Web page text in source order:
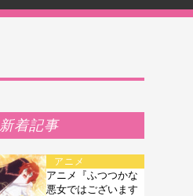
新着記事
アニメ
アニメ『ふつつかな
悪女ではございます